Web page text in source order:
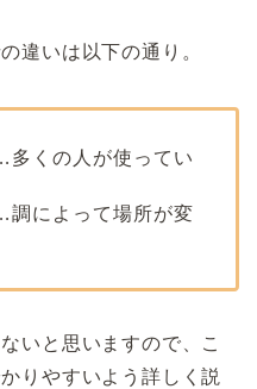
違いは以下の通り。
多くの人が使ってい
によって場所が変
いと思いますので、こ
りやすいよう詳しく説